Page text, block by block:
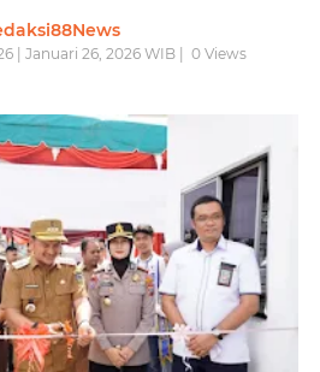
| Januari 26, 2026 WIB | 0 Views